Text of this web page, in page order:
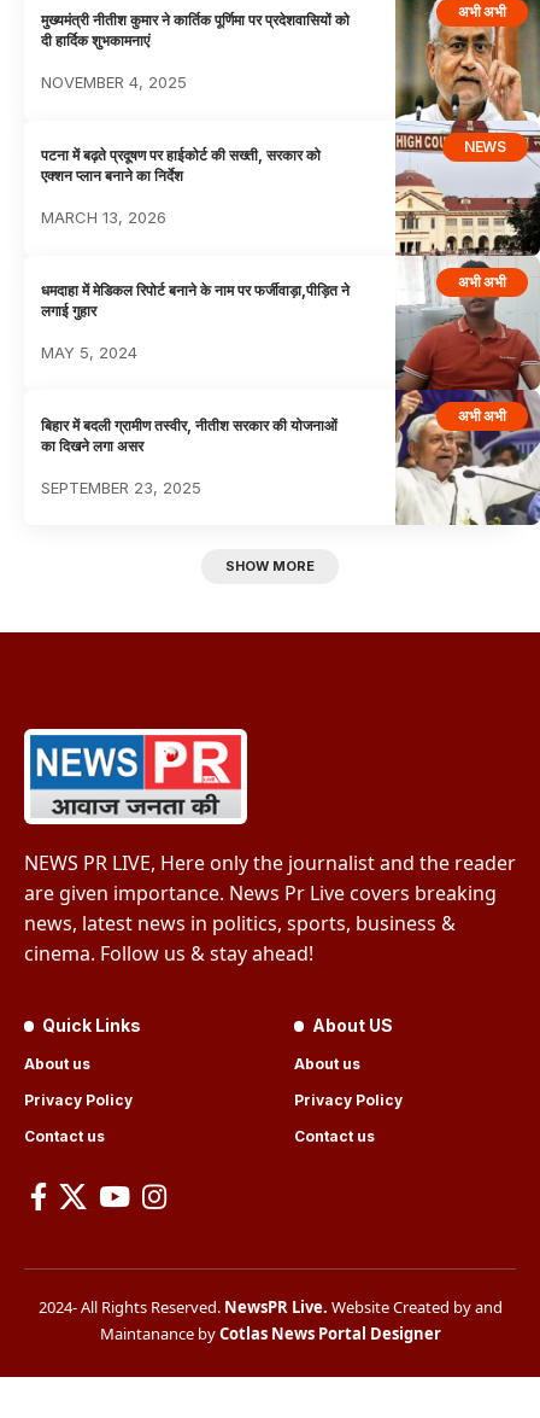
अभी अभी
मुख्यमंत्री नीतीश कुमार ने कार्तिक पूर्णिमा पर प्रदेशवासियों को
दी हार्दिक शुभकामनाएं
NOVEMBER 4, 2025
NEWS
पटना में बढ़ते प्रदूषण पर हाईकोर्ट की सख्ती, सरकार को
एक्शन प्लान बनाने का निर्देश
MARCH 13, 2026
अभी अभी
धमदाहा में मेडिकल रिपोर्ट बनाने के नाम पर फर्जीवाड़ा,पीड़ित ने
लगाई गुहार
MAY 5, 2024
अभी अभी
बिहार में बदली ग्रामीण तस्वीर, नीतीश सरकार की योजनाओं
का दिखने लगा असर
SEPTEMBER 23, 2025
SHOW MORE
NEWS PR LIVE, Here only the journalist and the reader
are given importance. News Pr Live covers breaking
news, latest news in politics, sports, business &
cinema. Follow us & stay ahead!
Quick Links
About us
Privacy Policy
Contact us
About US
About us
Privacy Policy
Contact us
2024- All Rights Reserved. NewsPR Live. Website Created by and
Maintanance byCotlas News Portal Designer